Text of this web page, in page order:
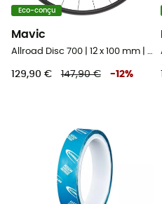
Eco-conçu
Mavic
Allroad Disc 700 | 12 x 100 mm | Centerlock - Roue vélo avant
129,90 € 147,90 € -12%